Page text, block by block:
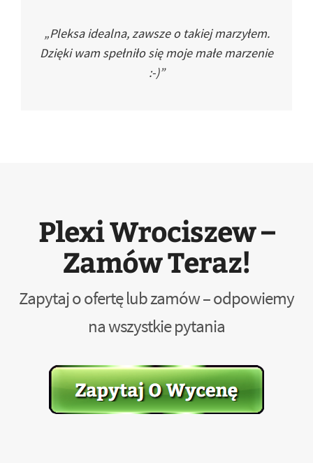
„Pleksa idealna, zawsze o takiej marzyłem.
Dzięki wam spełniło się moje małe marzenie
:-)”
Plexi Wrociszew –
Zamów Teraz!
Zapytaj o ofertę lub zamów – odpowiemy
na wszystkie pytania